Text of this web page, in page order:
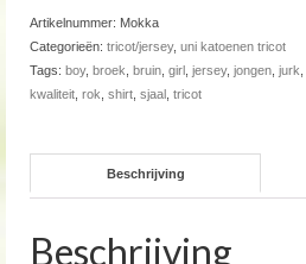
Artikelnummer: Mokka
Categorieën: tricot/jersey, uni katoenen tricot
Tags: boy, broek bruin girl jersey, jongen jurk
kwaliteit rok shirt sjaal tricot
Beschrijving
Beschrijving